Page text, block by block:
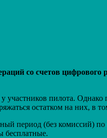
со счетов
пилота. Однако
остатком на них, в
период (без
бесплатные.